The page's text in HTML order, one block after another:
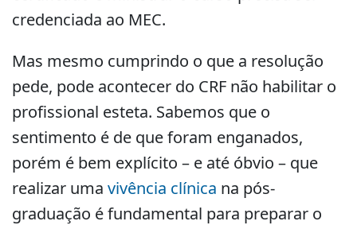
credenciada ao MEC.
Mas mesmo cumprindo o que a resolução
pede, pode acontecer do CRF não habilitar o
profissional esteta. Sabemos que o
sentimento é de que foram enganados,
porém é bem explícito – e até óbvio – que
realizar uma vivência clínica na pós-
graduação é fundamental para preparar o